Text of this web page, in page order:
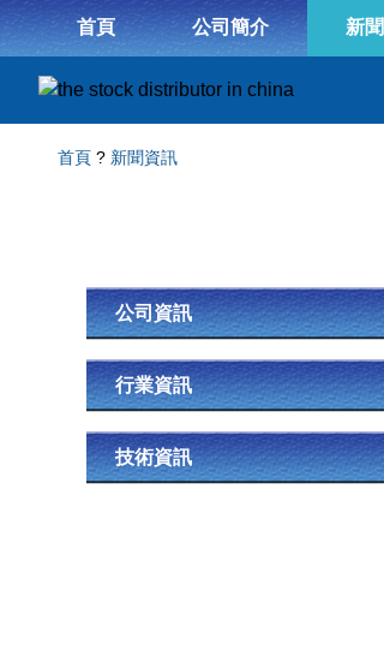
首頁 公司簡介 新
首頁 ? 新聞資訊
公司資訊
行業資訊
技術資訊